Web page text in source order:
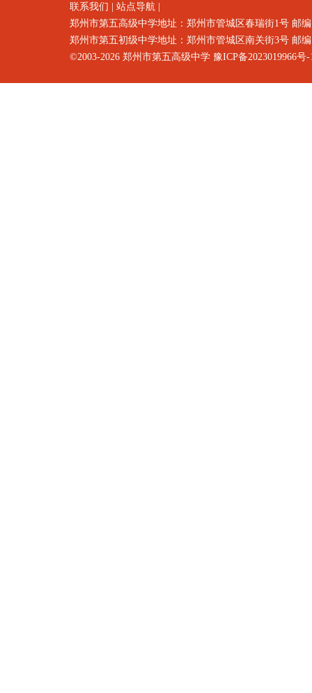
联系我们 站点导航
郑州市第五高级中学地址：郑州市管城区春瑞街1号 邮
郑州市第五初级中学地址：郑州市管城区南关街3号 邮
©2003-2026 郑州市第五高级中学 豫ICP备2023019966号-